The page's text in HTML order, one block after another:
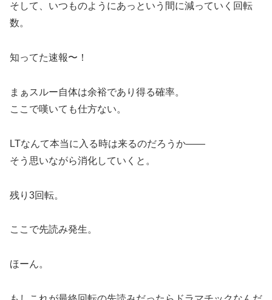
そして、いつものようにあっという間に減っていく回転
数。
知ってた速報〜！
まぁスルー自体は余裕であり得る確率。
ここで嘆いても仕方ない。
LTなんて本当に入る時は来るのだろうか――
そう思いながら消化していくと。
残り3回転。
ここで先読み発生。
ほーん。